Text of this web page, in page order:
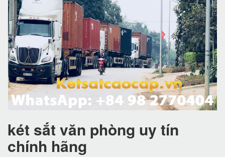
két sắt văn phòng uy tín
chính hãng